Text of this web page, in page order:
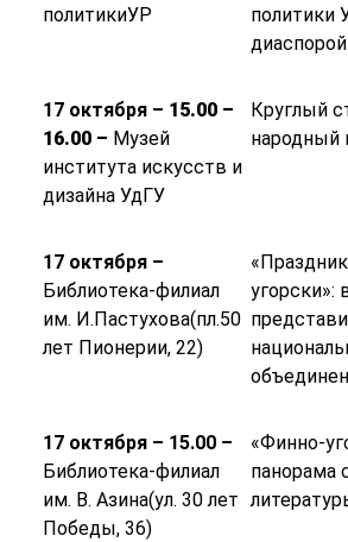
политикиУР
политики
17 октября – 15.00 –
16.00 – Музей
института искусств и
дизайна УдГУ
Круглый
народный
17 октября –
Библиотека-филиал
им. И.Пастухова(пл.50
лет Пионерии, 22)
угорски»:
17 октября – 15.00 –
Библиотека-филиал
им. В. Азина(ул. 30 лет
Победы, 36)
«Финно-
панорама